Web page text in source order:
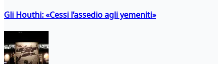
Gli Houthi: «Cessi l’assedio agli yemeniti»